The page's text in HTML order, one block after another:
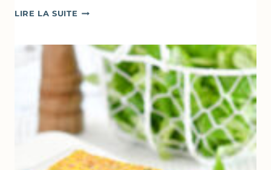
LIRE LA SUITE BEIGNETS
LA
BIÈRE
–
COMME
À
MARSEILLE